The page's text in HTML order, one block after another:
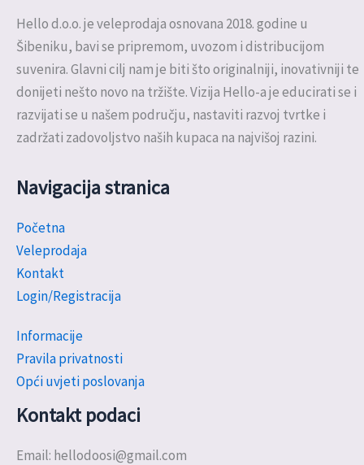
Hello d.o.o. je veleprodaja osnovana 2018. godine u
Šibeniku, bavi se pripremom, uvozom i distribucijom
suvenira. Glavni cilj nam je biti što originalniji, inovativniji te
donijeti nešto novo na tržište. Vizija Hello-a je educirati se i
razvijati se u našem području, nastaviti razvoj tvrtke i
zadržati zadovoljstvo naših kupaca na najvišoj razini.
Navigacija stranica
Početna
Veleprodaja
Kontakt
Login/Registracija
Informacije
Pravila privatnosti
Opći uvjeti poslovanja
Kontakt podaci
Email: hellodoosi@gmail.com